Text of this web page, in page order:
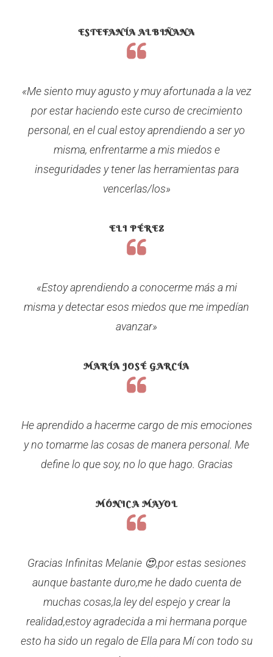
ESTEFANÍA ALBIÑANA
«Me siento muy agusto y muy afortunada a la vez
por estar haciendo este curso de crecimiento
personal, en el cual estoy aprendiendo a ser yo
misma, enfrentarme a mis miedos e
inseguridades y tener las herramientas para
vencerlas/los»
ELI PÉREZ
«Estoy aprendiendo a conocerme más a mi
misma y detectar esos miedos que me impedían
avanzar»
MARÍA JOSÉ GARCÍA
He aprendido a hacerme cargo de mis emociones
y no tomarme las cosas de manera personal. Me
define lo que soy, no lo que hago. Gracias
MÓNICA MAYOL
Gracias Infinitas Melanie 😍,por estas sesiones
aunque bastante duro,me he dado cuenta de
muchas cosas,la ley del espejo y crear la
realidad,estoy agradecida a mi hermana porque
esto ha sido un regalo de Ella para Mí con todo su